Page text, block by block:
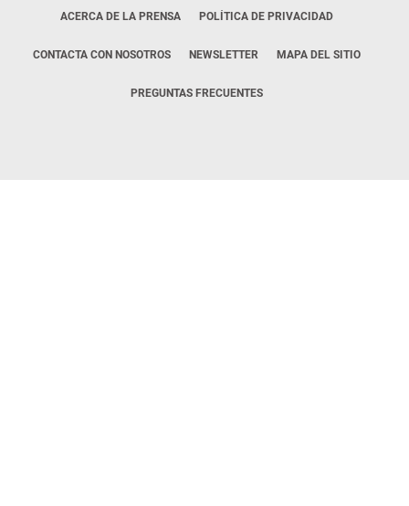
ACERCA DE LA PRENSA POLÍTICA DE PRIVACIDAD
CONTACTA CON NOSOTROS NEWSLETTER MAPA DEL SITIO
PREGUNTAS FRECUENTES